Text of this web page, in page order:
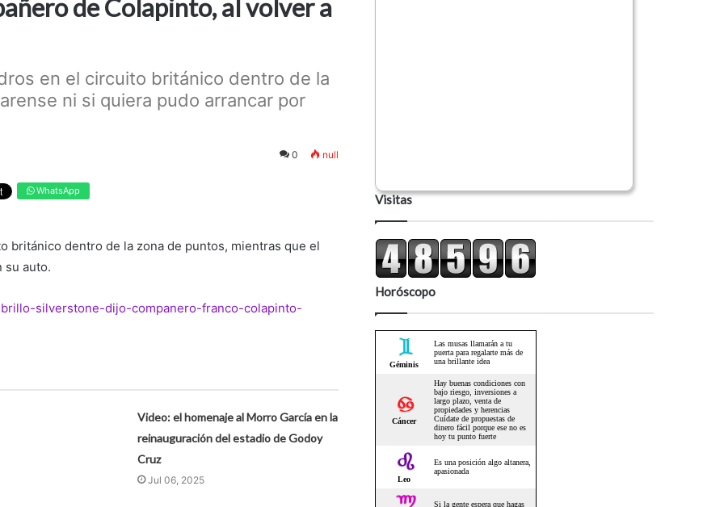
de Colapinto, al volver a
en el circuito británico dentro de la
ni si quiera pudo arrancar por
0 null
WhatsApp
británico dentro de la zona de puntos, mientras que el
su auto.
silverstone-dijo-companero-franco-colapinto-
Video: el homenaje al Morro García en la
reinauguración del estadio de Godoy
Cruz
Jul 06, 2025
Visitas
Horóscopo